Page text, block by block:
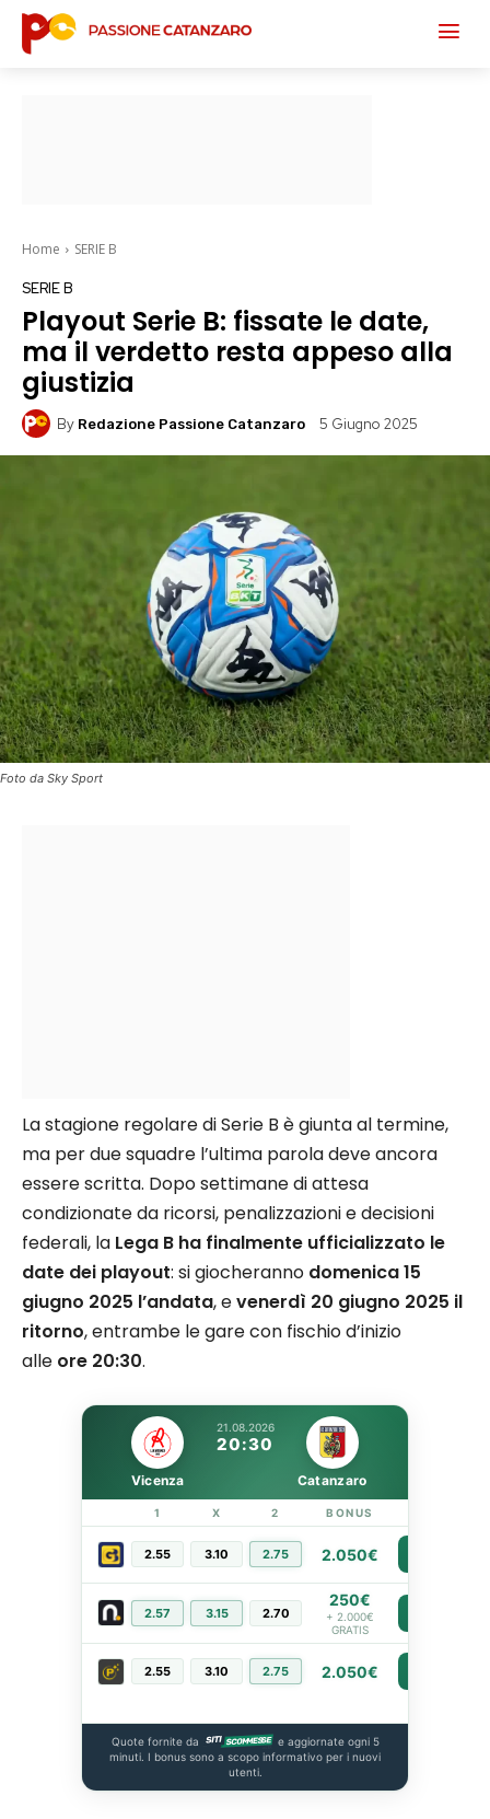
Home SERIE B
SERIE B
Playout Serie B: fissate le date,
ma il verdetto resta appeso alla
giustizia
By Redazione Passione Catanzaro 5 Giugno 2025
Foto da Sky Sport
La stagione regolare di Serie B è giunta al termine,
ma per due squadre l’ultima parola deve ancora
essere scritta. Dopo settimane di attesa
condizionate da ricorsi, penalizzazioni e decisioni
federali, la Lega B ha finalmente ufficializzato le
date dei playout: si giocheranno domenica 15
giugno 2025 l’andata, evenerdì 20 giugno 2025 il
ritorno, entrambe le gare con fischio d’inizio
alle ore 20:30.
21.08.2026
20:30
Vicenza Catanzaro
1 X 2 BONUS
2.55 3.10 2.75 2.050€
2.57 3.15 2.70
250€
+ 2.000€
GRATIS
2.55 3.10 2.75 2.050€
Quote fornite da
e aggiornate ogni 5
minuti. I bonus sono a scopo informativo per i nuovi
utenti.